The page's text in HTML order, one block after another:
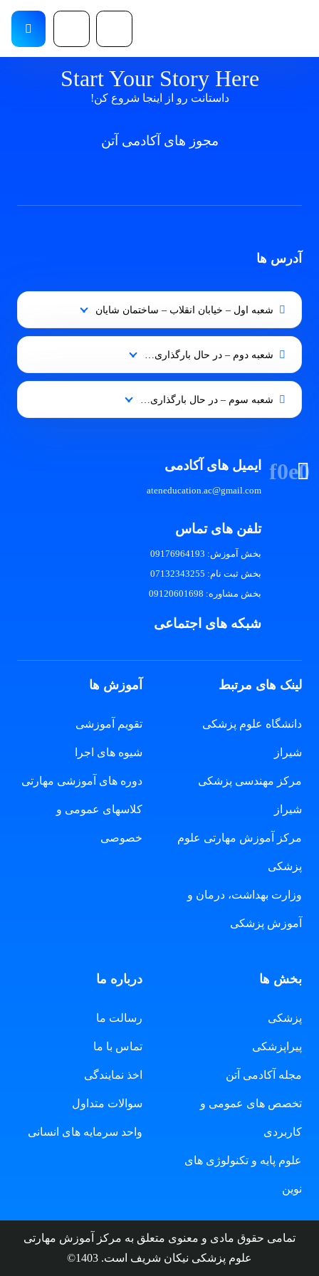
آدرس ها
شعبه اول – خیابان انقلاب – ساختمان شایان
شعبه دوم – در حال بارگذاری…
شعبه سوم – در حال بارگذاری…
Start Your Story Here
داستانت رو از اینجا شروع کن!
مجوز های آکادمی آتن
ایمیل های آکادمی
ateneducation.ac@gmail.com
تلفن های تماس
بخش آموزش: 09176964193
بخش ثبت نام: 07132343255
بخش مشاوره: 09120601698
شبکه های اجتماعی
لینک های مرتبط
دانشگاه علوم پزشکی
شیراز
مرکز مهندسی پزشکی
شیراز
مرکز آموزش مهارتی علوم
پزشکی
وزارت بهداشت، درمان و
آموزش پزشکی
آموزش ها
تقویم آموزشی
شیوه های اجرا
دوره های آموزشی مهارتی
کلاسهای عمومی و
خصوصی
بخش ها
پزشکی
پیراپزشکی
مجله آکادمی آتن
تخصص های عمومی و
کاربردی
علوم پایه و تکنولوژی های
نوین
درباره ما
رسالت ما
تماس با ما
اخذ نمایندگی
سوالات متداول
واحد سرمایه های انسانی
تمامی حقوق مادی و معنوی متعلق به مرکز آموزش مهارتی
علوم پزشکی نیکان شریف است. 1403©